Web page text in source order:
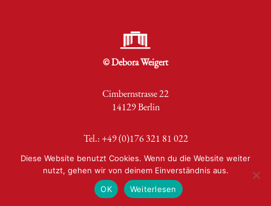
© Debora Weigert
Cimbernstrasse 22
14129 Berlin
Tel.: +49 (0)176 321 81 022
Email senden|Impressum|Datenschutz
Diese Website benutzt Cookies. Wenn du die Website weiter
nutzt, gehen wir von deinem Einverständnis aus.
OK
Weiterlesen